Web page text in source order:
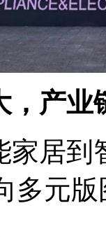
，产业
家居到
多元